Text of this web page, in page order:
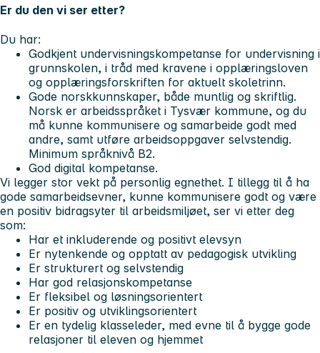
Er du den vi ser etter?
Du har:
Godkjent undervisningskompetanse for undervisning i
grunnskolen, i tråd med kravene i opplæringsloven
og opplæringsforskriften for aktuelt skoletrinn.
Gode norskkunnskaper, både muntlig og skriftlig.
Norsk er arbeidsspråket i Tysvær kommune, og du
må kunne kommunisere og samarbeide godt med
andre, samt utføre arbeidsoppgaver selvstendig.
Minimum språknivå B2.
God digital kompetanse.
Vi legger stor vekt på personlig egnethet. I tillegg til å ha
gode samarbeidsevner, kunne kommunisere godt og være
en positiv bidragsyter til arbeidsmiljøet, ser vi etter deg
som:
Har et inkluderende og positivt elevsyn
Er nytenkende og opptatt av pedagogisk utvikling
Er strukturert og selvstendig
Har god relasjonskompetanse
Er fleksibel og løsningsorientert
Er positiv og utviklingsorientert
Er en tydelig klasseleder, med evne til å bygge gode
relasjoner til eleven og hjemmet